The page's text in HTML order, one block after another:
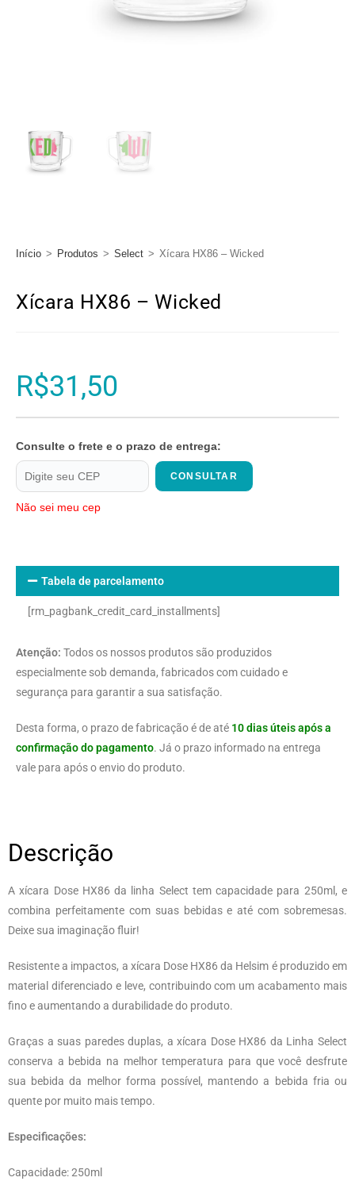
Início > Produtos > Select > Xícara HX86 – Wicked
Xícara HX86 – Wicked
R$31,50
Consulte o frete e o prazo de entrega:
CONSULTAR
Não sei meu cep
Tabela de parcelamento
[rm_pagbank_credit_card_installments]
Atenção: Todos os nossos produtos são produzidos
especialmente sob demanda, fabricados com cuidado e
segurança para garantir a sua satisfação.
Desta forma, o prazo de fabricação é de até 10 dias úteis após a
confirmação do pagamento. Já o prazo informado na entrega
vale para após o envio do produto.
Descrição
A xícara Dose HX86 da linha Select tem capacidade para 250ml, e
combina perfeitamente com suas bebidas e até com sobremesas.
Deixe sua imaginação fluir!
Resistente a impactos, a xícara Dose HX86 da Helsim é produzido em
material diferenciado e leve, contribuindo com um acabamento mais
fino e aumentando a durabilidade do produto.
Graças a suas paredes duplas, a xícara Dose HX86 da Linha Select
conserva a bebida na melhor temperatura para que você desfrute
sua bebida da melhor forma possível, mantendo a bebida fria ou
quente por muito mais tempo.
Especificações:
Capacidade: 250ml